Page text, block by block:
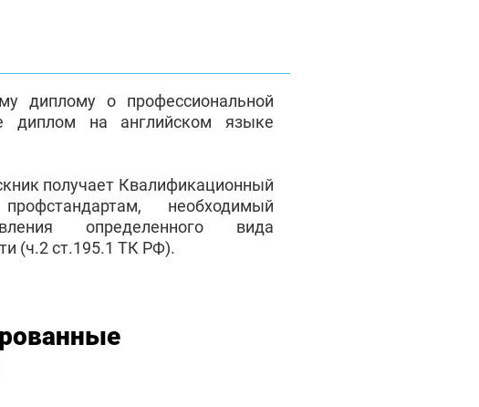
диплому о профессиональной
диплом на английском языке
получает Квалификационный
необходимый
определенного вида
(ч.2 ст.195.1 ТК РФ).